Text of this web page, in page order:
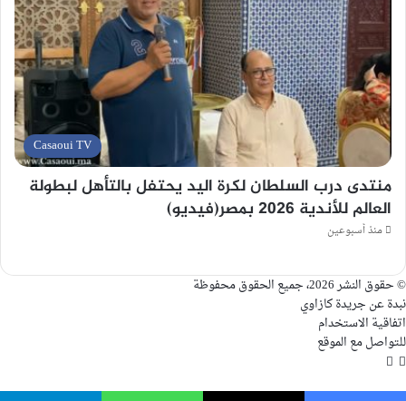
Casaoui TV
منتدى درب السلطان لكرة اليد يحتفل بالتأهل لبطولة
العالم للأندية 2026 بمصر(فيديو)
منذ أسبوعين
© حقوق النشر 2026، جميع الحقوق محفوظة
نبدة عن جريدة كازاوي
اتفاقية الاستخدام
للتواصل مع الموقع
فيسبوك